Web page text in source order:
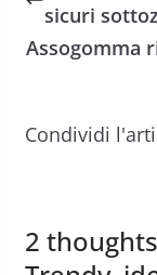
sicuri
Assogomma
Condividi
2